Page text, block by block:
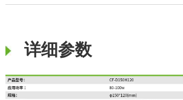
详细参数